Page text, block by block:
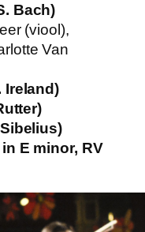
Bach)
(viool),
Van
Ireland)
E minor, RV